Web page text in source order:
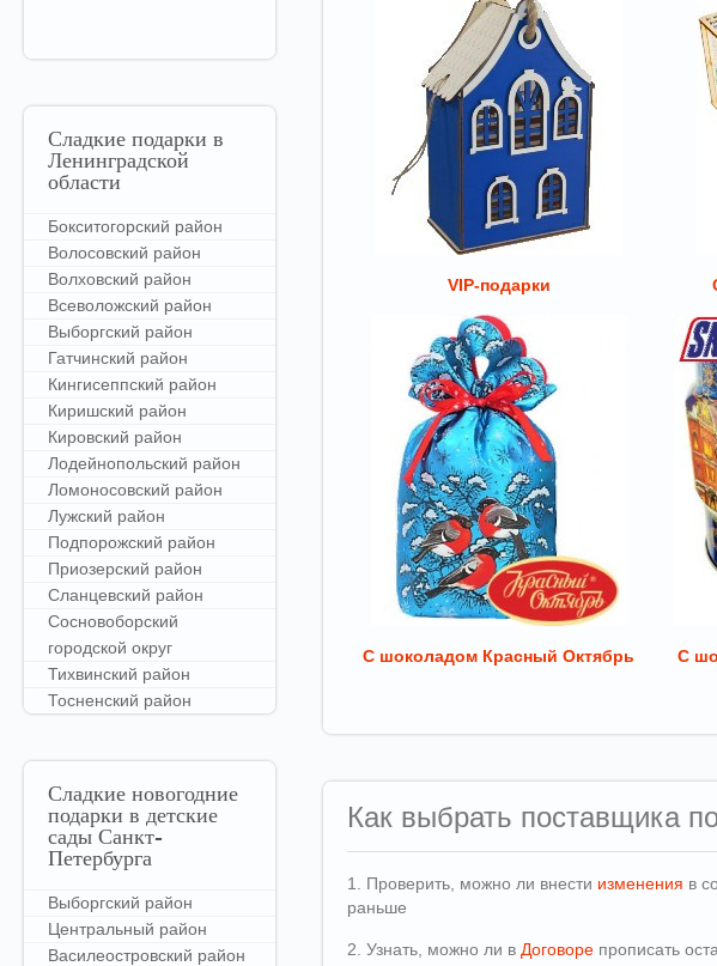
VIP-подарки
С шоколадом Красный Октябрь
С
Как выбрать поставщика
1. Проверить, можно ли внести изменения в
раньше
2. Узнать, можно ли в Договоре прописать
Сладкие подарки в
Ленинградской
области
Бокситогорский район
Волосовский район
Волховский район
Всеволожский район
Выборгский район
Гатчинский район
Кингисеппский район
Киришский район
Кировский район
Лодейнопольский район
Ломоносовский район
Лужский район
Подпорожский район
Приозерский район
Сланцевский район
Сосновоборский
городской округ
Тихвинский район
Тосненский район
Сладкие новогодние
подарки в детские
сады Санкт-
Петербурга
Выборгский район
Центральный район
Василеостровский район